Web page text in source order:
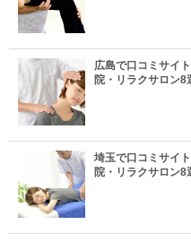
広島で口コミサイ
院・リラクサロン8
埼玉で口コミサイ
院・リラクサロン8